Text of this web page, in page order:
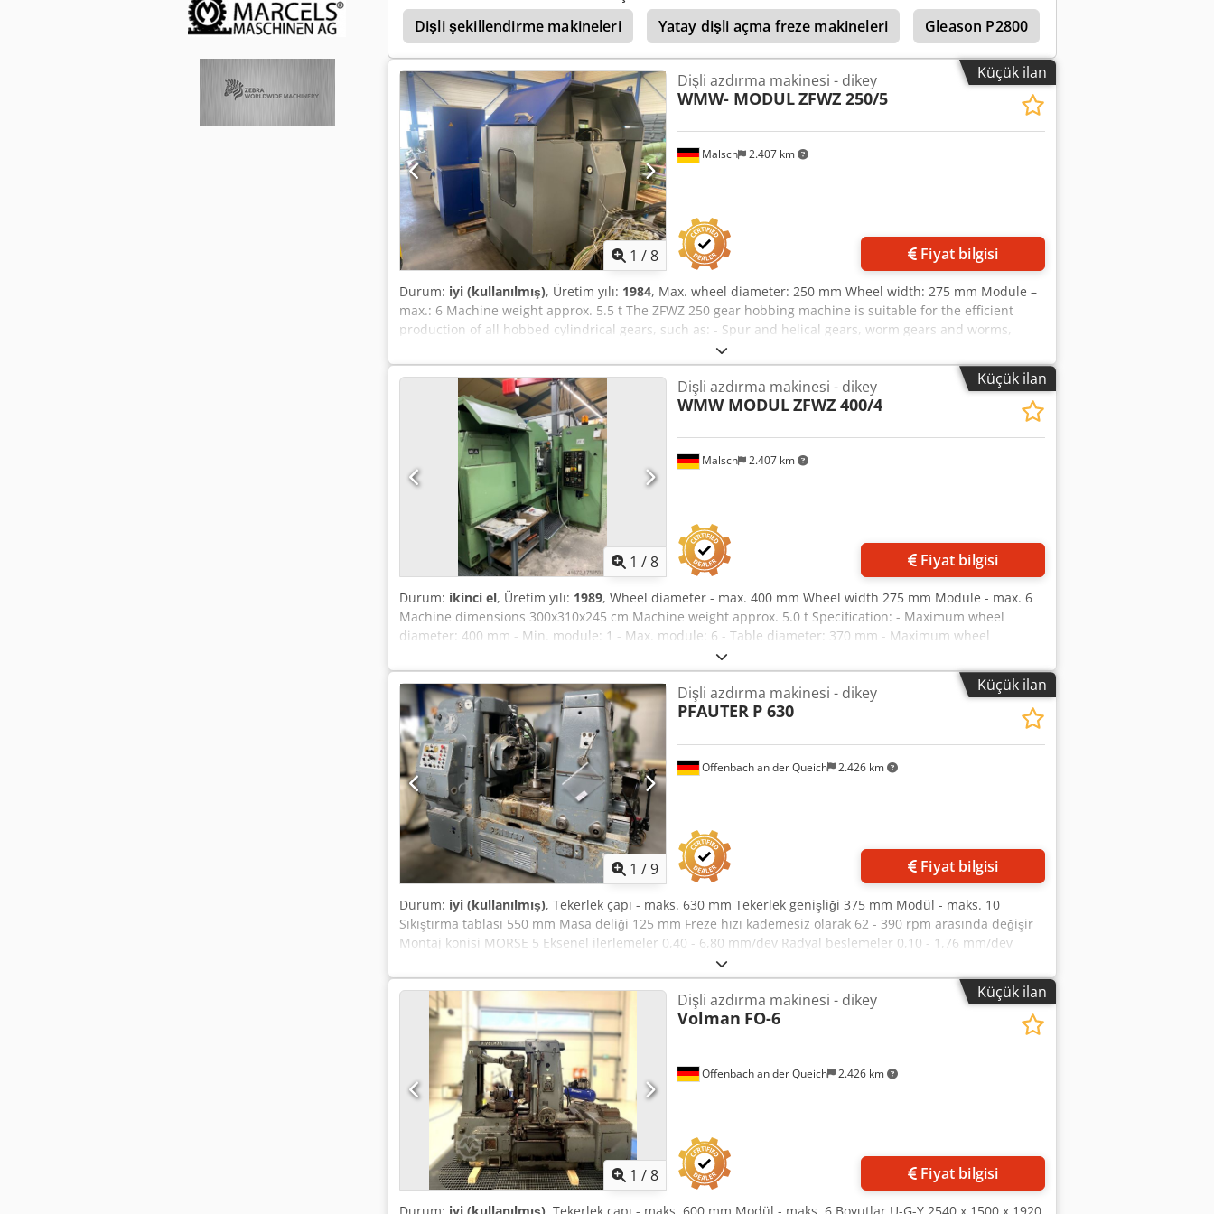
Dişli şekillendirme makineleri
Yatay dişli açma freze makineleri Gleason P2800
Küçük ilan
1 /8
Malsch 2.407 km
Dişli azdırma makinesi - dikey
WMW- MODULZFWZ 250/5
Fiyat bilgisi
Durum: iyi (kullanılmış), Üretim yılı: 1984, Max. wheel diameter: 250 mm Wheel width: 275 mm Module –
max.: 6 Machine weight approx. 5.5 t The ZFWZ 250 gear hobbing machine is suitable for the efficient
production of all hobbed cylindrical gears, such as: - Spur and helical gears, worm gears and worms,
splined shafts, keyed shafts, involute splines, chain wheels and ratchet wheels, as well as conical and
crowned spur and helical gears. Change gears and milling accessories Technical data: - Workpiece
diameter (max): 250 mm - Module (max): 6 mm - Axial feed travel (max): 275 mm - Tangential feed travel
(max): 100 mm - Helix angle (max): 45 degrees - Cutter diameter (max): 145 mm - Cutter length (max): 170
mm - Table clamping surface (min): 195 mm - Table clamping surface (max): 470 mm Chsdpfxsv T Nqas Al
Aoa Performance Cutter speeds - Stepped in 2 ranges: 56 ... 250 rpm - (Standard version): 90 ... 400 rpm -
Infinitely variable in 2 ranges: 63 ... 180 rpm - (Special version with DC motor): 140 ... 400 rpm Weight -
Machine net: approx. 5,000 kg - Electrical cabinet: approx. 800 kg - Hydraulic unit + coolant tank + chip
conveyor: approx. 700 kg Overall dimensions (with oil mist filter): - Length: Standard version: 3,950 mm DC
drive: 3,450 mm (or 3,350 mm according to table) - Width: 3,300 mm - Height: Machine: 1,980 mm Machine
with DC drive: 2,150 mm Electrical cabinet: 2,200 mm
Küçük ilan
1 /8
Malsch 2.407 km
Dişli azdırma makinesi - dikey
WMW MODULZFWZ 400/4
Fiyat bilgisi
Durum: ikinci el, Üretim yılı: 1989, Wheel diameter - max. 400 mm Wheel width 275 mm Module - max. 6
Machine dimensions 300x310x245 cm Machine weight approx. 5.0 t Specification: - Maximum wheel
diameter: 400 mm - Min. module: 1 - Max. module: 6 - Table diameter: 370 mm - Maximum wheel
diameter: with counter support: 340 mm / without counter brace: 400 mm - Max. axial displacement: 275
mm - Max. tangential adjustment: 100 mm - Max. helix angle: 45 degrees - Max. cutter diameter: 145 mm -
Max. hob length: 170 mm Performance - Cutter speed: 50-200 rpm - Axial feeds steplessly adjustable: 0.2-
10 mm/rev - Tangential feeds steplessly adjustable: 0.1-5 mm/rev - Radial for spur gears: 0.1-4 mm/rev -
Radial for worm gears: 0.025-1 mm/rev - Axial rapid traverse: 500 mm/min - Tangential rapid traverse: 250
mm/min - Radial for spur gears: 400 mm/min - Radial for worm gears: 100 mm/min - Motor power: 7.4 kW
Weight - Machine: 5000 kg - Electrical cabinet approx. 800 kg - Hydraulic unit, coolant tank, chip conveyor
approx. 700 kg Chsdpfx Aeu A I Elsl Aoa Dimensions - Length with chain drive (standard): 2950 mm with
DC drive: 3350 mm - Width: 3100 mm - Machine height: 1980 mm Electrical cabinet approx.: 2400 mm
Machine with DC drive approx.: 2150 mm
Küçük ilan
1 /9
Offenbach an der Queich 2.426 km
Dişli azdırma makinesi - dikey
PFAUTER P 630
Fiyat bilgisi
Durum: iyi (kullanılmış), Tekerlek çapı - maks. 630 mm Tekerlek genişliği 375 mm Modül - maks. 10
Sıkıştırma tablası 550 mm Masa deliği 125 mm Freze hızı kademesiz olarak 62 - 390 rpm arasında değişir
Montaj konisi MORSE 5 Eksenel ilerlemeler 0,40 - 6,80 mm/dev Radyal beslemeler 0,10 - 1,76 mm/dev
Mesafe freze mili - sıkma mili 50 - 425 mm Diş sayısı aralığı min. 8 Freze çapı x genişlik 192 / 215 mm
Kesici deplasmanı 200 mm Ana tahrik motoru 7,5 kW Toplam güç gereksinimi 21 kVa Chjdpfoua It Uox Al
Aea Makine ağırlığı yaklaşık 8,2 ton Makine ekipmanı: - Teğetsel deplasmanlı üniversal freze kafası - Karşı
tutucu için basınç düşürücü valf - Manyetik çip taşıma - Yapım yılı yaklaşık 1976
Küçük ilan
1 /8
Offenbach an der Queich 2.426 km
Dişli azdırma makinesi - dikey
Volman FO-6
Fiyat bilgisi
Durum: iyi (kullanılmış) , Tekerlek çapı - maks. 600 mm Modül - maks. 6 Boyutlar U-G-Y 2540 x 1500 x 1920